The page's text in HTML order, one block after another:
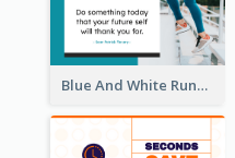
Blue And White Running Quotes Fitness Routine Facebook Post